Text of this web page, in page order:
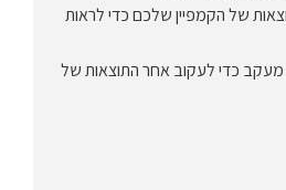
של הקמפיין שלכם כדי לראות
כדי לעקוב אחר התוצאות של